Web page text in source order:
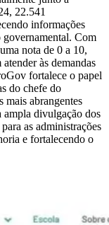
22.541
informações
governamental. Com
nota de 0 a 10,
às demandas
fortalece o papel
do chefe do
abrangentes
ampla divulgação dos
as administrações
e fortalecendo o